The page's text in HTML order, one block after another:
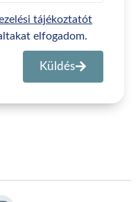
tájékoztatót
elfogadom.
Küldés